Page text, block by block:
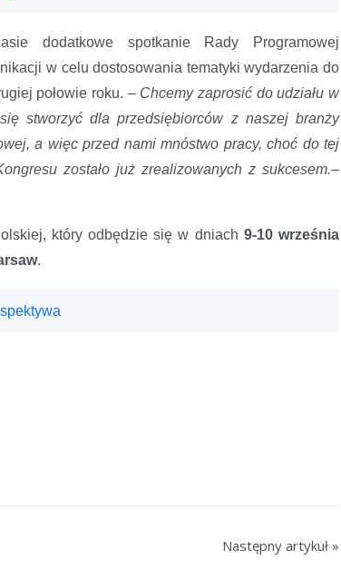
dodatkowe spotkanie Rady Programowej
w celu dostosowania tematyki wydarzenia do
połowie roku. – Chcemy zaprosić do udziału w
stworzyć dla przedsiębiorców z naszej branży
a więc przed nami mnóstwo pracy, choć do tej
zostało już zrealizowanych z sukcesem.–
który odbędzie się w dniach 9-10 września
.
Następny artykuł »